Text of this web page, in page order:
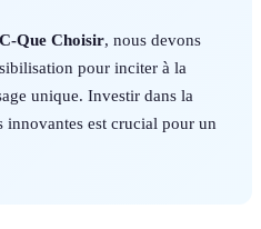
Que Choisir, nous devons
pour inciter à la
unique. Investir dans la
innovantes est crucial pour un